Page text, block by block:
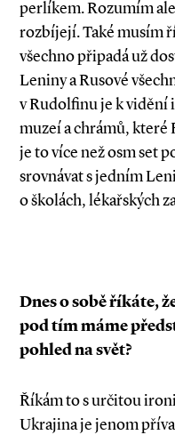
perlíkem. Rozumím
rozbíjejí. Také musím
všechno připadá už
Leniny a Rusové
v Rudolfinu je k vidění
muzeí a chrámů, které
je to více než osm set
srovnávat s jedním
o školách, lékařských
Dnes o sobě říkáte,
pod tím máme
pohled na svět?
Říkám to s určitou
Ukrajina je jenom